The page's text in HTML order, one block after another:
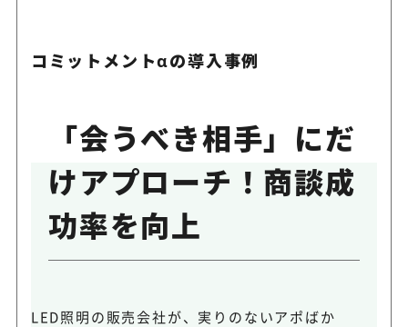
コミットメントαの導入事例
「会うべき相手」にだ
けアプローチ！商談成
功率を向上
LED照明の販売会社が、実りのないアポばか